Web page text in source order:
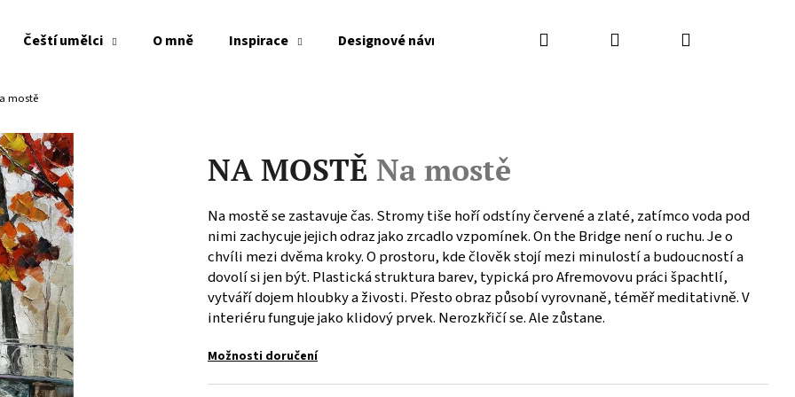
Čeští umělci O mně Inspirace Designové návrhy Nákup a FAQHledat PřihlášeníNákupní
mostě
NA MOSTĚ Na mostě
Na mostě se zastavuje čas. Stromy tiše hoří odstíny červené a zlaté, zatímco voda pod
nimi zachycuje jejich odraz jako zrcadlo vzpomínek. On the Bridge není o ruchu. Je o
chvíli mezi dvěma kroky. O prostoru, kde člověk stojí mezi minulostí a budoucností a
dovolí si jen být. Plastická struktura barev, typická pro Afremovovu práci špachtlí,
vytváří dojem hloubky a živosti. Přesto obraz působí vyrovnaně, téměř meditativně. V
interiéru funguje jako klidový prvek. Nerozkřičí se. Ale zůstane.
Možnosti doručení
Co potřebujete najít?
HLEDAT
Doporučujeme